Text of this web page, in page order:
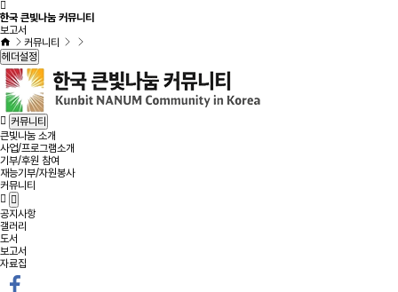
한국 큰빛나눔 커뮤니티
보고서
커뮤니티
헤더설정
커뮤니티
큰빛나눔 소개
사업/프로그램소개
기부/후원 참여
재능기부/자원봉사
커뮤니티
공지사항
갤러리
도서
보고서
자료집